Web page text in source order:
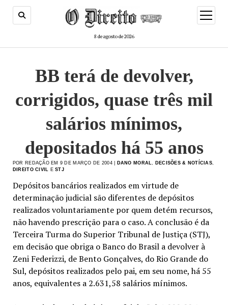
8 de agosto de 2026
menu
de
BB terá de devolver,
corrigidos, quase três mil
salários mínimos,
depositados há 55 anos
POR REDAÇÃO EM 9 DE MARÇO DE 2004 | DANO MORAL DECISÕES & NOTÍCIAS
DIREITO CIVIL
ESTJ
Depósitos bancários realizados em virtude de
determinação judicial são diferentes de depósitos
realizados voluntariamente por quem detém recursos,
não havendo prescrição para o caso. A conclusão é da
Terceira Turma do Superior Tribunal de Justiça (STJ),
em decisão que obriga o Banco do Brasil a devolver à
Zeni Federizzi, de Bento Gonçalves, do Rio Grande do
Sul, depósitos realizados pelo pai, em seu nome, há 55
anos, equivalentes a 2.631,58 salários mínimos.